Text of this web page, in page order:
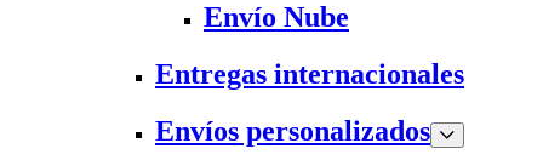
Envío Nube
Entregas internacionales
Envíos personalizados